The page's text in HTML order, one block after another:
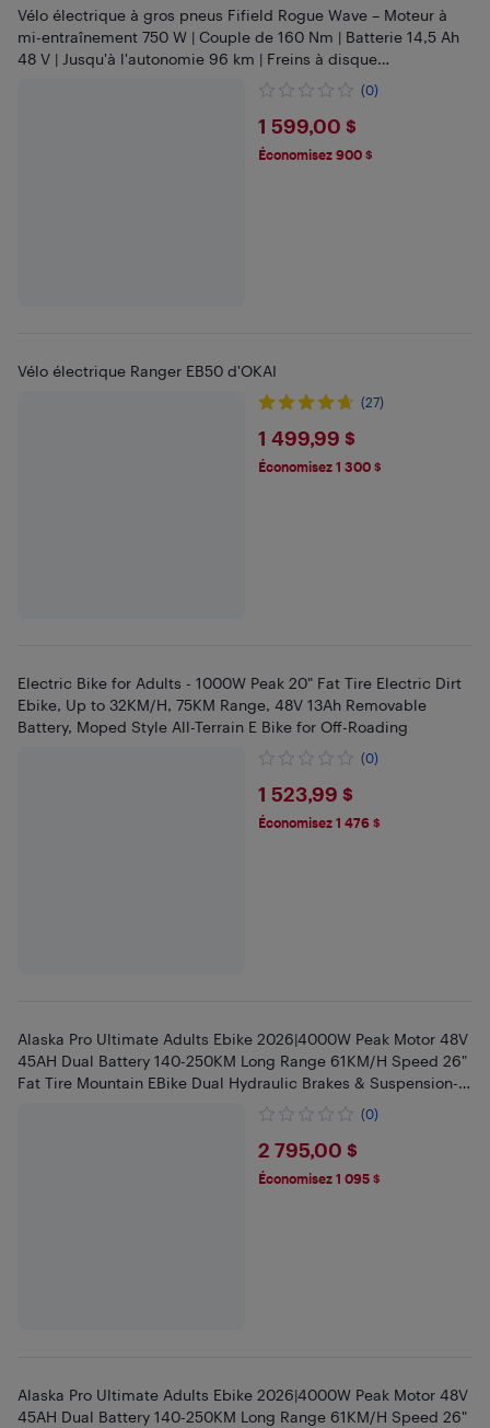
Vélo électrique à gros pneus Fifield Rogue Wave – Moteur à
mi-entraînement 750 W | Couple de 160 Nm | Batterie 14,5 Ah
48 V | Jusqu'à l'autonomie 96 km | Freins à disque
(0)
$1599
1 599,00 $
Économisez 900 $
Vélo électrique Ranger EB50 d'OKAI
(27)
$1499.99
1 499,99 $
Économisez 1 300 $
Electric Bike for Adults - 1000W Peak 20" Fat Tire Electric Dirt
Ebike, Up to 32KM/H, 75KM Range, 48V 13Ah Removable
Battery, Moped Style All-Terrain E Bike for Off-Roading
(0)
$1523.99
1 523,99 $
Économisez 1 476 $
Alaska Pro Ultimate Adults Ebike 2026|4000W Peak Motor 48V
45AH Dual Battery 140-250KM Long Range 61KM/H Speed 26"
Fat Tire Mountain EBike Dual Hydraulic Brakes & Suspension-
(0)
$2795
2 795,00 $
Économisez 1 095 $
Alaska Pro Ultimate Adults Ebike 2026|4000W Peak Motor 48V
45AH Dual Battery 140-250KM Long Range 61KM/H Speed 26"